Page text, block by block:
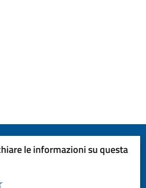
le informazioni su questa
pagina